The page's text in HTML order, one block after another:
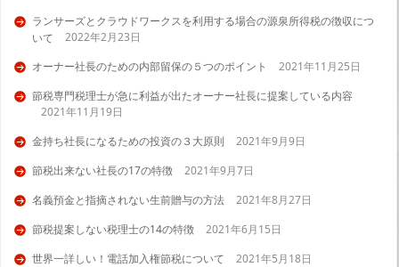
ランサーズとクラウドワークスを利用する場合の源泉所得税の徴収につ
いて
2022年2月23日
オーナー社長のための内部留保の５つのポイント
2021年11月25日
節税専門税理士が急に利益が出たオーナー社長に提案している内容
2021年11月19日
金持ち社長になるための投資の３大原則
2021年9月9日
節税出来ない社長の17の特徴
2021年9月7日
名義預金と指摘されない生前贈与の方法
2021年8月27日
節税提案しない税理士の14の特徴
2021年6月15日
世界一詳しい！電話加入権節税について
2021年5月18日